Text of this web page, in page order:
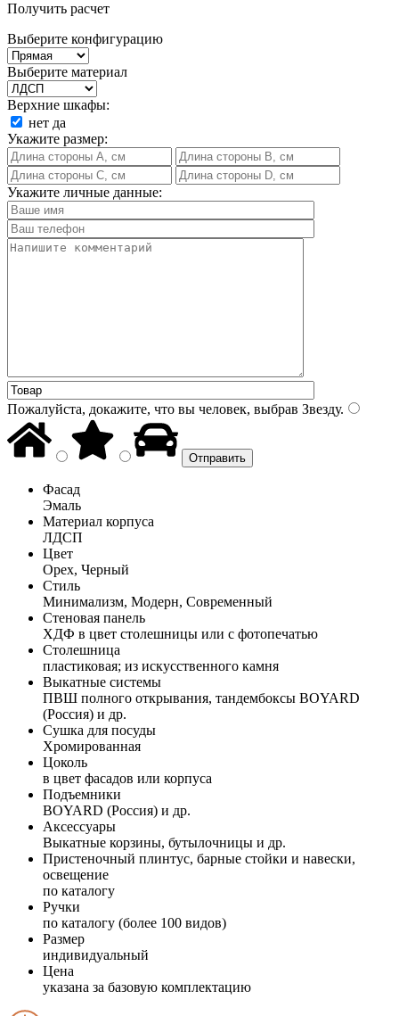
Получить расчет
Выберите конфигурацию
Выберите материал
Верхние шкафы:
нет да
Укажите размер:
Укажите личные данные:
Пожалуйста, докажите, что вы человек, выбрав Звезду.
Фасад
Эмаль
Материал корпуса
ЛДСП
Цвет
Орех, Черный
Стиль
Минимализм, Модерн, Современный
Стеновая панель
ХДФ в цвет столешницы или с фотопечатью
Столешница
пластиковая; из искусственного камня
Выкатные системы
ПВШ полного открывания, тандембоксы BOYARD
(Россия) и др.
Сушка для посуды
Хромированная
Цоколь
в цвет фасадов или корпуса
Подъемники
BOYARD (Россия) и др.
Аксессуары
Выкатные корзины, бутылочницы и др.
Пристеночный плинтус, барные стойки и навески,
освещение
по каталогу
Ручки
по каталогу (более 100 видов)
Размер
индивидуальный
Цена
указана за базовую комплектацию